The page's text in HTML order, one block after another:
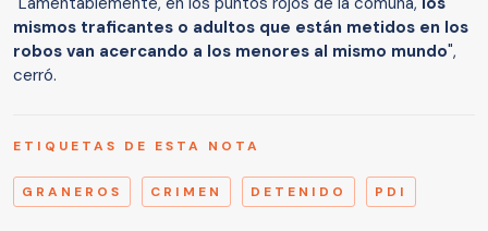
mismos traficantes o adultos que están metidos en los
robos van acercando a los menores al mismo mundo",
cerró.
ETIQUETAS DE ESTA NOTA
GRANEROS CRIMEN DETENIDO PDI